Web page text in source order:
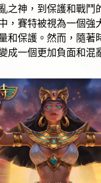
之神，到保護和戰鬥
，賽特被視為一個強
和保護。然而，隨著
成一個更加負面和混